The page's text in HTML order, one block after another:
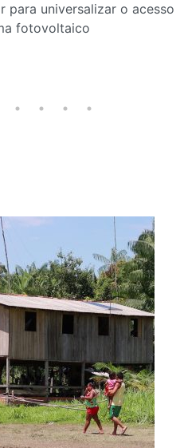
para universalizar o acesso
fotovoltaico